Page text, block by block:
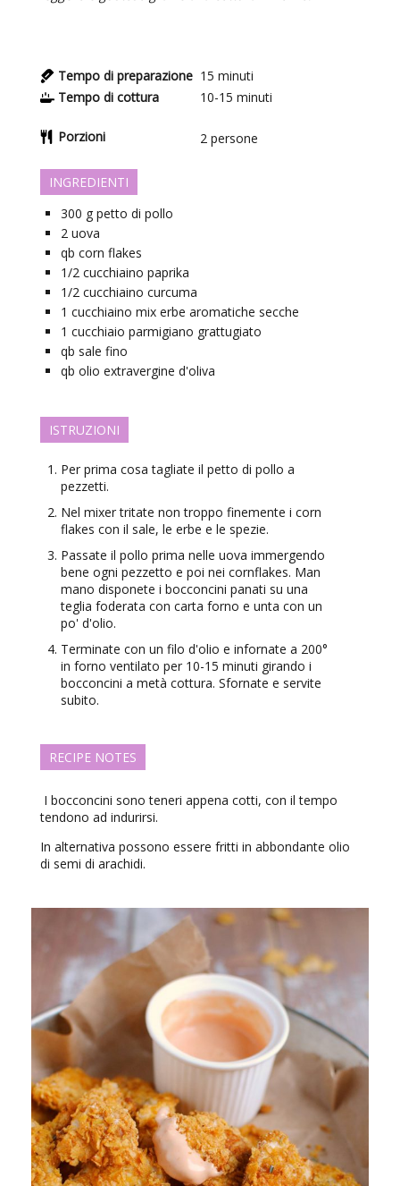
Tempo di preparazione 15 minuti
Tempo di cottura
10-15 minuti
Porzioni 2 persone
INGREDIENTI
300 g petto di pollo
2 uova
qb corn flakes
1/2 cucchiaino paprika
1/2 cucchiaino curcuma
1 cucchiaino mix erbe aromatiche secche
1 cucchiaio parmigiano grattugiato
qb sale fino
qb olio extravergine d'oliva
ISTRUZIONI
Per prima cosa tagliate il petto di pollo a
pezzetti.
Nel mixer tritate non troppo finemente i corn
flakes con il sale, le erbe e le spezie.
Passate il pollo prima nelle uova immergendo
bene ogni pezzetto e poi nei cornflakes. Man
mano disponete i bocconcini panati su una
teglia foderata con carta forno e unta con un
po' d'olio.
Terminate con un filo d'olio e infornate a 200°
in forno ventilato per 10-15 minuti girando i
bocconcini a metà cottura. Sfornate e servite
subito.
RECIPE NOTES
I bocconcini sono teneri appena cotti, con il tempo
tendono ad indurirsi.
In alternativa possono essere fritti in abbondante olio
di semi di arachidi.